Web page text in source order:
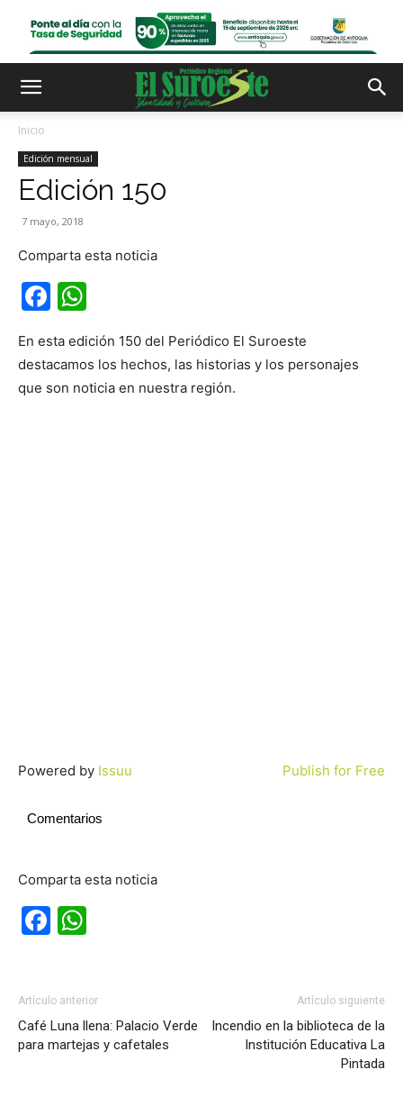
Inicio
Edición mensual
Edición 150
7 mayo, 2018
Comparta esta noticia
Facebook
En esta edición 150 del Periódico El Suroeste
destacamos los hechos, las historias y los personajes
que son noticia en nuestra región.
Powered by Issuu Publish for Free
Comentarios
Comparta esta noticia
Facebook
Artículo anterior
Café Luna llena: Palacio Verde
para martejas y cafetales
Artículo siguiente
Incendio en la biblioteca de la
Institución Educativa La
Pintada